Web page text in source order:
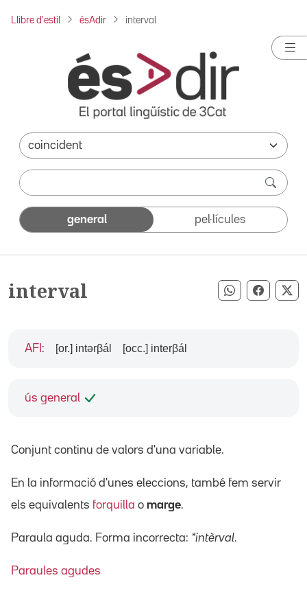
Llibre d'estil ésAdir interval
general pel·lícules
interval Compartir
ús general
AFI : [or.] intərβál [occ.] interβál
Conjunt continu de valors d'una variable.
En la informació d'unes eleccions, també fem servir
els equivalents forquilla o marge.
Paraula aguda. Forma incorrecta: *intèrval.
Paraules agudes